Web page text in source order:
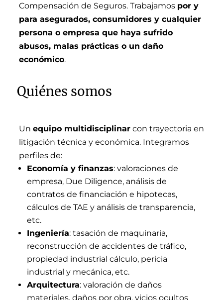
Compensación de Seguros. Trabajamos por y
para asegurados, consumidores y cualquier
persona o empresa que haya sufrido
abusos, malas prácticas o un daño
económico.
Quiénes somos
Un equipo multidisciplinarcon trayectoria en
litigación técnica y económica. Integramos
perfiles de:
Economía y finanzas: valoraciones de
empresa, Due Diligence, análisis de
contratos de financiación e hipotecas,
cálculos de TAE y análisis de transparencia,
etc.
Ingeniería: tasación de maquinaria,
reconstrucción de accidentes de tráfico,
propiedad industrial cálculo, pericia
industrial y mecánica, etc.
Arquitectura: valoración de daños
materiales, daños por obra, vicios ocultos